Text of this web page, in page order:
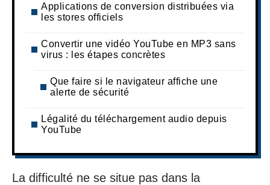
Applications de conversion distribuées via
les stores officiels
Convertir une vidéo YouTube en MP3 sans
virus : les étapes concrètes
Que faire si le navigateur affiche une
alerte de sécurité
Légalité du téléchargement audio depuis
YouTube
La difficulté ne se situe pas dans la